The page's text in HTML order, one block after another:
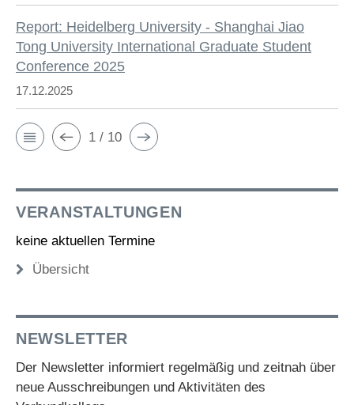
Report: Heidelberg University - Shanghai Jiao
Tong University International Graduate Student
Conference 2025
17.12.2025
1 / 10
VERANSTALTUNGEN
keine aktuellen Termine
Übersicht
NEWSLETTER
Der Newsletter informiert regelmäßig und zeitnah über
neue Ausschreibungen und Aktivitäten des